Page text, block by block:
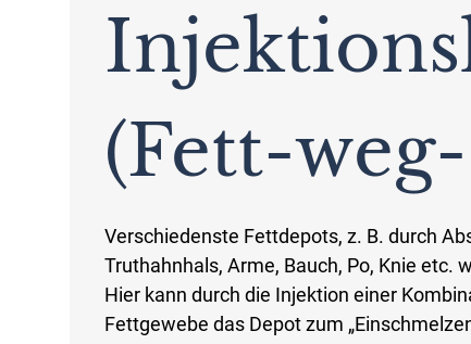
(Fett-
Verschiedenste Fettdepots, z. B. durch
Truthahnhals, Arme, Bauch, Po, Knie etc.
Hier kann durch die Injektion einer
Fettgewebe das Depot zum